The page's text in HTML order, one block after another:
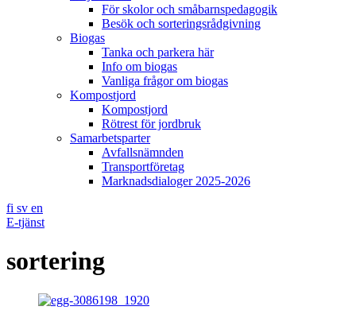
För skolor och småbarnspedagogik
Besök och sorteringsrådgivning
Biogas
Tanka och parkera här
Info om biogas
Vanliga frågor om biogas
Kompostjord
Kompostjord
Rötrest för jordbruk
Samarbetsparter
Avfallsnämnden
Transportföretag
Marknadsdialoger 2025-2026
fi sv en
E-tjänst
sortering